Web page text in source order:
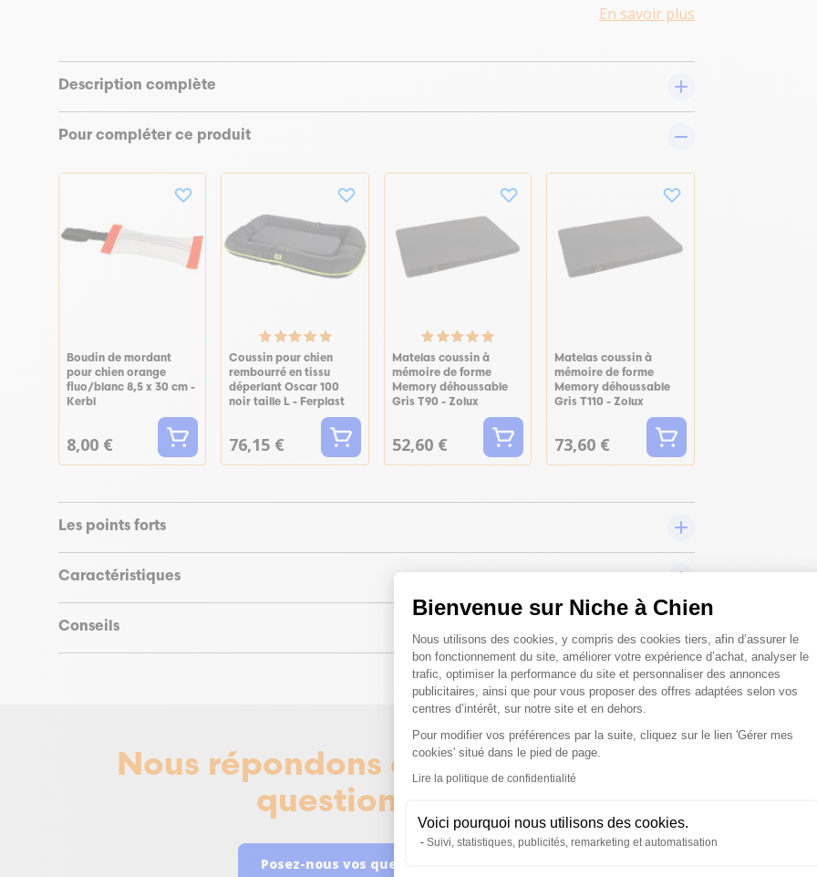
Bienvenue sur Niche à Chien
Plateforme de Gestion du
Nous utilisons des cookies, y compris des cookies tiers, afin d’assurer le
bon fonctionnement du site, améliorer votre expérience d’achat, analyser le
trafic, optimiser la performance du site et personnaliser des annonces
publicitaires, ainsi que pour vous proposer des offres adaptées selon vos
centres d’intérêt, sur notre site et en dehors.
Pour modifier vos préférences par la suite, cliquez sur le lien 'Gérer mes
cookies' situé dans le pied de page.
Lire la politique de confidentialité
Voici pourquoi nous utilisons des cookies.
Suivi, statistiques, publicités, remarketing et automatisation
Axeptio consent
En savoir plus
Description complète
Pour compléter ce produit
Boudin de mordant
pour chien orange
fluo/blanc 8,5 x 30 cm -
Kerbl
8,00 €
Coussin pour chien
rembourré en tissu
déperlant Oscar 100
noir taille L - Ferplast
76,15 €
Matelas coussin à
mémoire de forme
Memory déhoussable
Gris T90 - Zolux
52,60 €
Matelas coussin à
mémoire de forme
Memory déhoussable
Gris T110 - Zolux
73,60 €
Les points forts
Caractéristiques
Conseils
Nous répondons à toutes vos
questions ;)
Posez-nous vos questions